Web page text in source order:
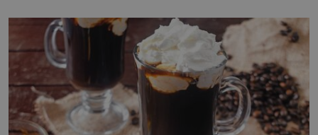
blízkosti. Nemusíte však zoufat. Pokud budete mít
promyšlený jídelníček, žadné pařáky si na vás